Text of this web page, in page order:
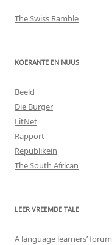
The Swiss Ramble
KOERANTE EN NUUS
Beeld
Die Burger
LitNet
Rapport
Republikein
The South African
LEER VREEMDE TALE
A language learners’ forum